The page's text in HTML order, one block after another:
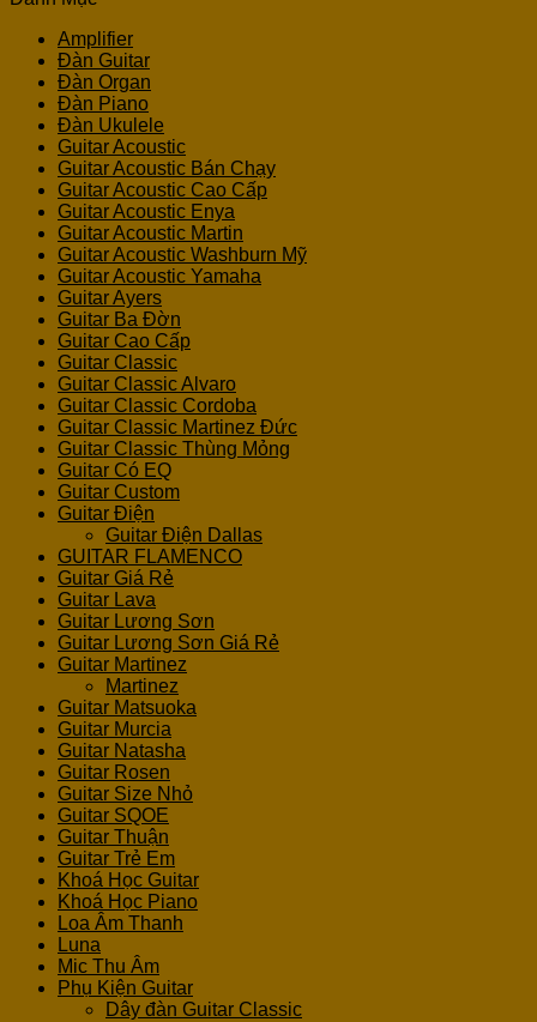
Amplifier
Đàn Guitar
Đàn Organ
Đàn Piano
Đàn Ukulele
Guitar Acoustic
Guitar Acoustic Bán Chạy
Guitar Acoustic Cao Cấp
Guitar Acoustic Enya
Guitar Acoustic Martin
Guitar Acoustic Washburn Mỹ
Guitar Acoustic Yamaha
Guitar Ayers
Guitar Ba Đờn
Guitar Cao Cấp
Guitar Classic
Guitar Classic Alvaro
Guitar Classic Cordoba
Guitar Classic Martinez Đức
Guitar Classic Thùng Mỏng
Guitar Có EQ
Guitar Custom
Guitar Điện
Guitar Điện Dallas
GUITAR FLAMENCO
Guitar Giá Rẻ
Guitar Lava
Guitar Lương Sơn
Guitar Lương Sơn Giá Rẻ
Guitar Martinez
Martinez
Guitar Matsuoka
Guitar Murcia
Guitar Natasha
Guitar Rosen
Guitar Size Nhỏ
Guitar SQOE
Guitar Thuận
Guitar Trẻ Em
Khoá Học Guitar
Khoá Học Piano
Loa Âm Thanh
Luna
Mic Thu Âm
Phụ Kiện Guitar
Dây đàn Guitar Classic